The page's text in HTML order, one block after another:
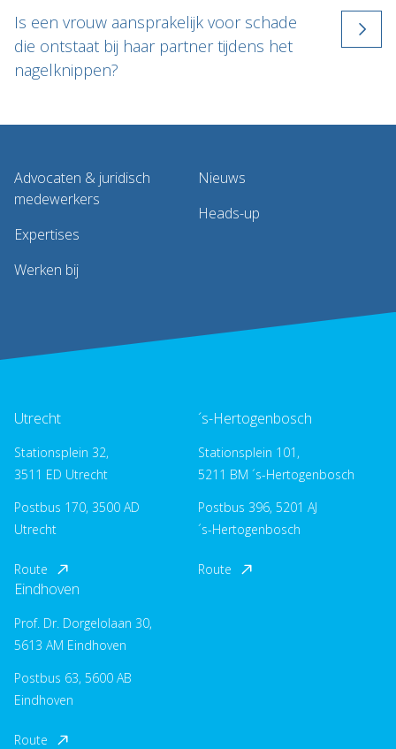
Is een vrouw aansprakelijk voor schade
die ontstaat bij haar partner tijdens het
nagelknippen?
Advocaten & juridisch
medewerkers
Expertises
Werken bij
Nieuws
Heads-up
Utrecht
Stationsplein 32,
3511 ED Utrecht
Postbus 170, 3500 AD
Utrecht
Route
´s-Hertogenbosch
Stationsplein 101,
5211 BM ´s-Hertogenbosch
Postbus 396, 5201 AJ
´s-Hertogenbosch
Route
Eindhoven
Prof. Dr. Dorgelolaan 30,
5613 AM Eindhoven
Postbus 63, 5600 AB
Eindhoven
Route